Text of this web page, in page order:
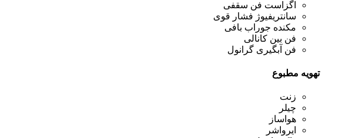
اگزاست فن سقفی
سانتریفیوژ فشار قوی
مکنده جوراب بافی
فن بین کانالی
فن آبگیری گرانول
تهویه مطبوع
زنت
چیلر
هواساز
ایرواشر